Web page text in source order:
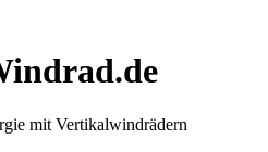
mit Vertikalwindrädern